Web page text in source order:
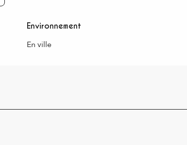
Environnement
Environnement
En ville